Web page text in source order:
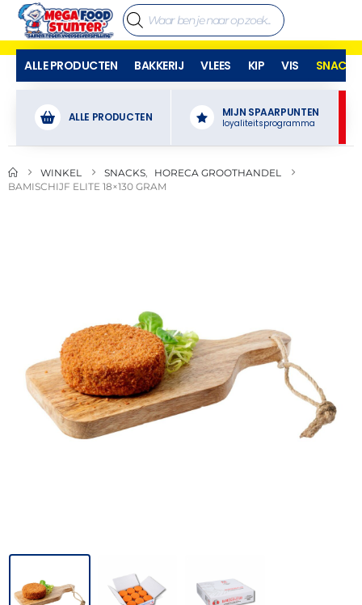
ALLE PRODUCTEN BAKKERIJ VLEES KIP VIS SNACKS
ALLE PRODUCTEN MIJN SPAARPUNTEN
loyaliteitsprogramma
WINKEL SNACKS
HORECA GROOTHANDEL
BAMISCHIJF ELITE 18×130 GRAM